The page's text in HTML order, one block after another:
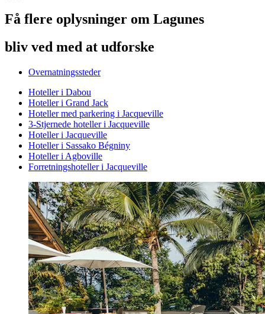
Få flere oplysninger om Lagunes
bliv ved med at udforske
Overnatningssteder
Hoteller i Dabou
Hoteller i Grand Jack
Hoteller med parkering i Jacqueville
3-Stjernede hoteller i Jacqueville
Hoteller i Jacqueville
Hoteller i Sassako Bégniny
Hoteller i Agboville
Forretningshoteller i Jacqueville